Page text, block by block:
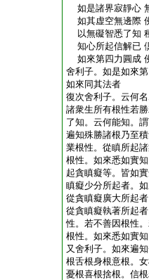
如是諸界寂靜心
如其虚空無邊際
以無礙智悉了知
知心所起信解已
如來第四力圓成
舍利子。如是如來
如來同其法者
復次舍利子。云何
諸衆生所有根性若
了知。云何能知。
遍知殊勝諸根乃至
業根性。從瞋所起
根性。如來悉如實
起貪瞋癡等。皆如
瞋癡少分所起者。
從貪瞋癡廣大所起
從貪瞋癡執著所起
性。若不善因根性
根性。如來悉如實知
又舍利子。如來遍
根舌根身根意根。
憂根喜根捨根。信